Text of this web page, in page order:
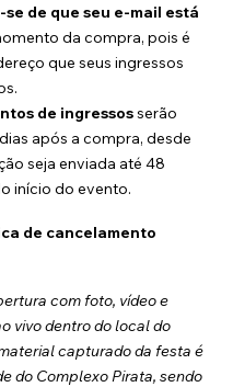
de que seu e-mail está
da compra, pois é
que seus ingressos
de ingressos serão
após a compra, desde
seja enviada até 48
início do evento.
de cancelamento
com foto, vídeo e
vivo dentro do local do
capturado da festa é
do Complexo Pirata, sendo